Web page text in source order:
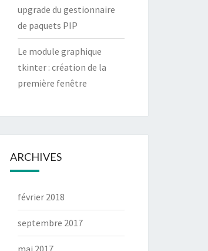
upgrade du gestionnaire
de paquets PIP
Le module graphique
tkinter : création de la
première fenêtre
ARCHIVES
février 2018
septembre 2017
mai 2017